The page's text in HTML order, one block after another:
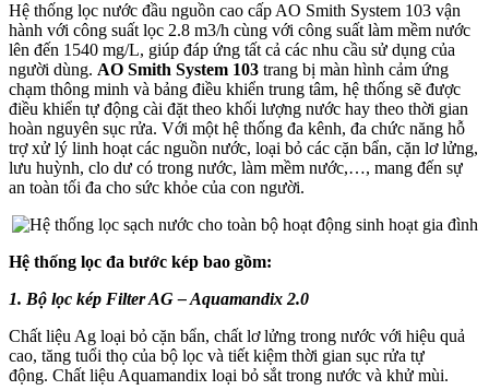
Hệ thống lọc nước đầu nguồn cao cấp AO Smith System 103 vận
hành với công suất lọc 2.8 m3/h cùng với công suất làm mềm nước
lên đến 1540 mg/L, giúp đáp ứng tất cả các nhu cầu sử dụng của
người dùng. AO Smith System 103 trang bị màn hình cảm ứng
chạm thông minh và bảng điều khiển trung tâm, hệ thống sẽ được
điều khiển tự động cài đặt theo khối lượng nước hay theo thời gian
hoàn nguyên sục rửa. Với một hệ thống đa kênh, đa chức năng hỗ
trợ xử lý linh hoạt các nguồn nước, loại bỏ các cặn bẩn, cặn lơ lửng,
lưu huỳnh, clo dư có trong nước, làm mềm nước,…, mang đến sự
an toàn tối đa cho sức khỏe của con người.
Hệ thống lọc đa bước kép bao gồm:
1. Bộ lọc kép Filter AG – Aquamandix 2.0
Chất liệu Ag loại bỏ cặn bẩn, chất lơ lửng trong nước với hiệu quả
cao, tăng tuổi thọ của bộ lọc và tiết kiệm thời gian sục rửa tự
động. Chất liệu Aquamandix loại bỏ sắt trong nước và khử mùi.